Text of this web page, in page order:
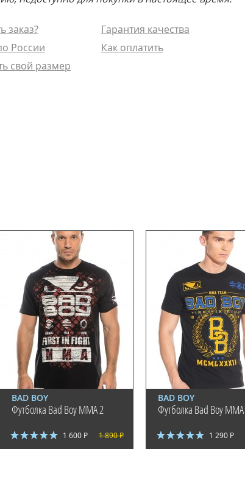
заказ?
Гарантия качества
России
Как оплатить
свой размер
BAD BOY
Футболка Bad Boy MMA 2
1 600 Р 1 890 Р
BAD BOY
Футболка Bad Boy
1 290 Р